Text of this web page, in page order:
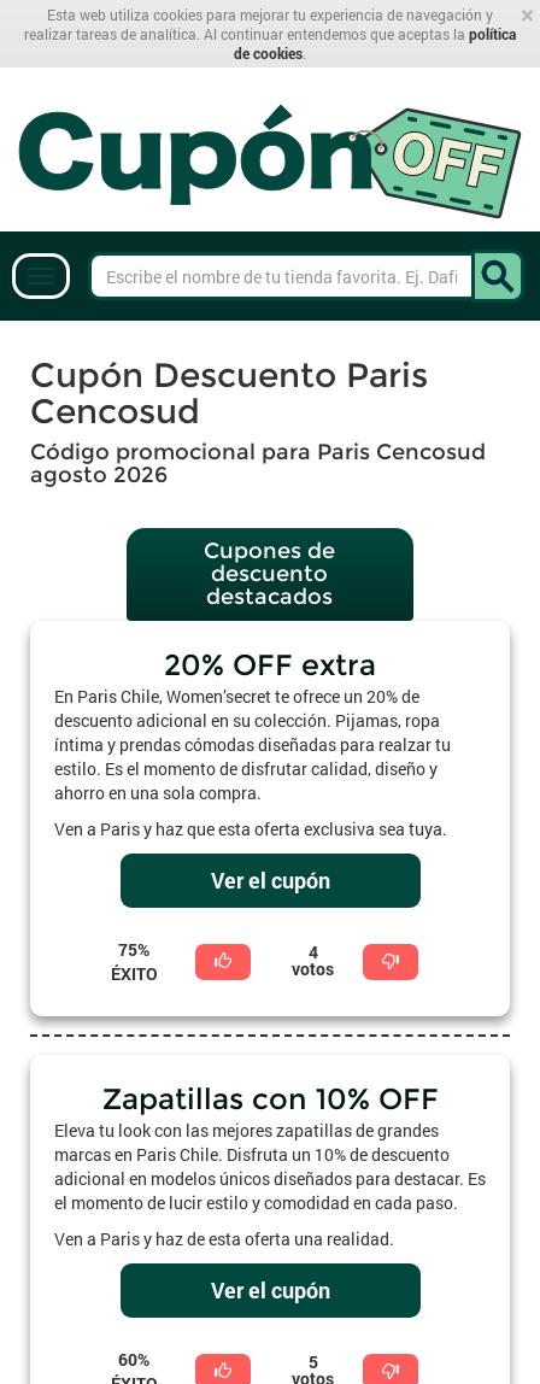
×
Esta web utiliza cookies para mejorar tu experiencia de navegación y
realizar tareas de analítica. Al continuar entendemos que aceptas la política
de cookies
Cupón Descuento Paris
Cencosud
Código promocional para Paris Cencosud
agosto 2026
Cupones de
descuento
destacados
20% OFF extra
En Paris Chile, Women’secret te ofrece un 20% de
descuento adicional en su colección. Pijamas, ropa
íntima y prendas cómodas diseñadas para realzar tu
estilo. Es el momento de disfrutar calidad, diseño y
ahorro en una sola compra.
Ven a Paris y haz que esta oferta exclusiva sea tuya.
Ver el cupón
75%
ÉXITO
4
votos
Zapatillas con 10% OFF
Eleva tu look con las mejores zapatillas de grandes
marcas en Paris Chile. Disfruta un 10% de descuento
adicional en modelos únicos diseñados para destacar. Es
el momento de lucir estilo y comodidad en cada paso.
Ven a Paris y haz de esta oferta una realidad.
Ver el cupón
60%
5
votos